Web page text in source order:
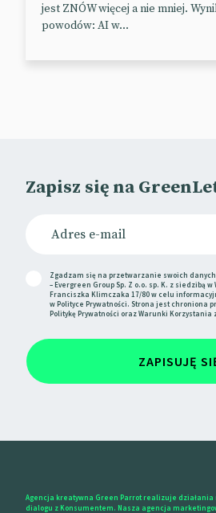
jest ZNÓW więcej a nie mniej.
powodów: AI w...
Zapisz się na
Zgadzam się na przetwarzanie swoich
– Evergreen Group Sp. Z o.o. sp. K. z siedzibą
Franciszka Klimczaka 17/80 w celu
wPolityce Prywatności. Strona jest chroniona
Politykę Prywatności orazWarunki Korzystania
ZAPISUJĘ
Agencja kreatywna Green Parrot realizuje
dialogu z Konsumentem. Nasza agencja